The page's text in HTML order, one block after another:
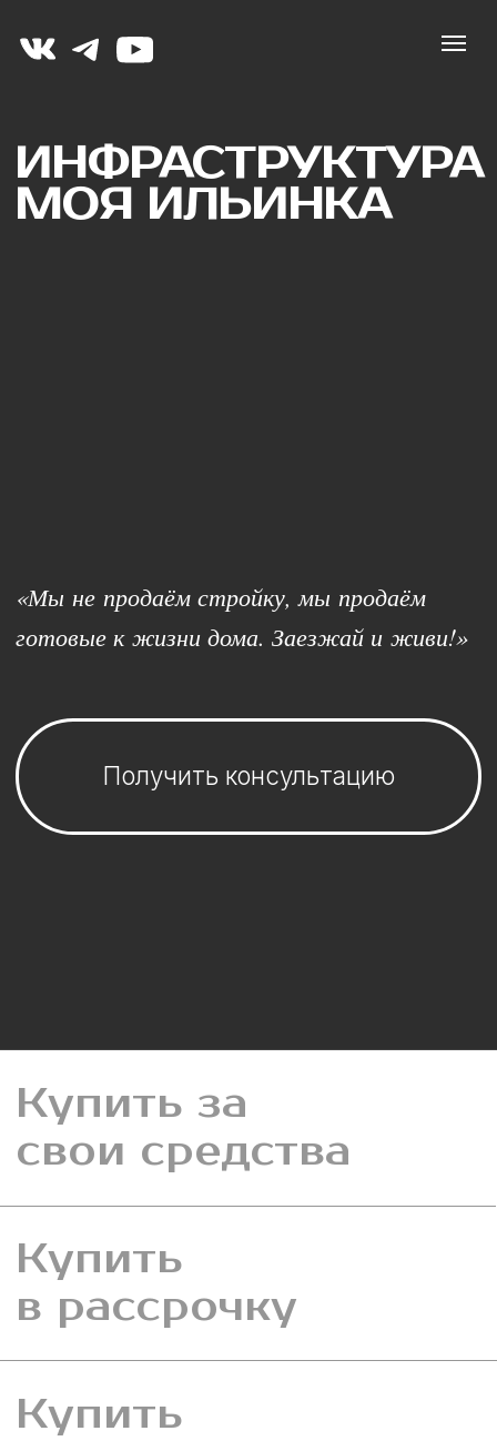
МОЯ ИЛЬИНКА
Купить
в ипотеку
в трейд-ин
Купить за
свои средства
ВСЁ ДЛЯ
КОМФОРТНОЙ
ЖИЗНИ
Коттеджный посёлок «Моя Ильинка»
предлагает развитую внутреннюю и внешнюю